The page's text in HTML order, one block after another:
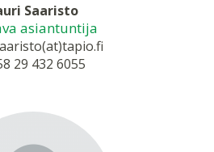
Saaristo
asiantuntija
29 432 6055